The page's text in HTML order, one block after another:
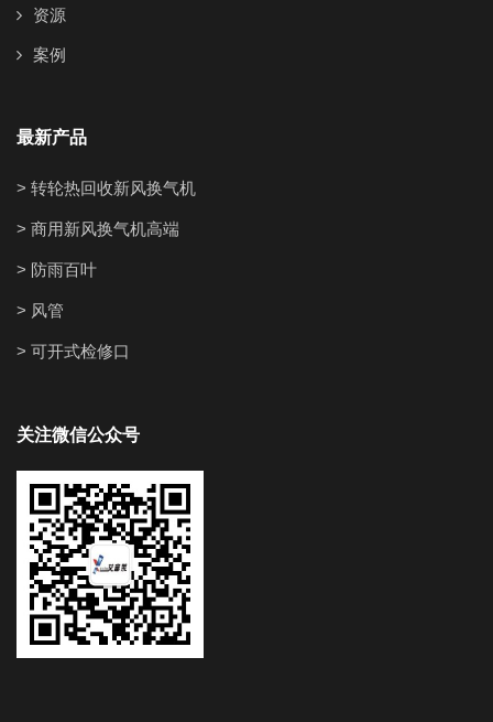
资源
案例
最新产品
> 转轮热回收新风换气机
> 商用新风换气机高端
> 防雨百叶
> 风管
> 可开式检修口
关注微信公众号